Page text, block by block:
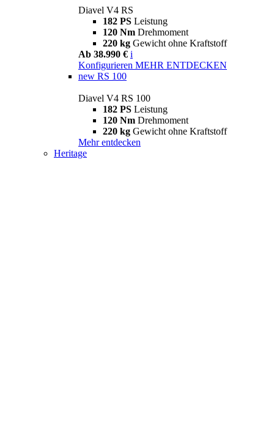
Diavel V4 RS
182 PS Leistung
120 Nm Drehmoment
220 kg Gewicht ohne Kraftstoff
Ab 38.990 € i
Konfigurieren MEHR ENTDECKEN
new RS 100
Diavel V4 RS 100
182 PS Leistung
120 Nm Drehmoment
220 kg Gewicht ohne Kraftstoff
Mehr entdecken
Heritage